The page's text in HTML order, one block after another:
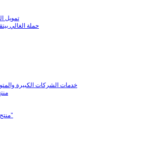
تمويل
حملة الغالي
خدمات الشركات الكبيرة
منتج المساومة "براد الحافظ"